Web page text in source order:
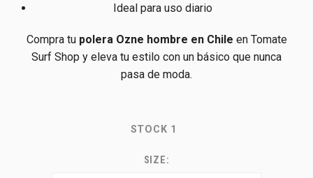
Ideal para uso diario
Compra tu polera Ozne hombre en Chile en Tomate
Surf Shop y eleva tu estilo con un básico que nunca
pasa de moda.
STOCK 1
SIZE: